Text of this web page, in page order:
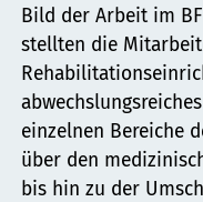
Bild der Arbeit im
stellten die
einzelnen Bereiche
über den
bis hin zu der